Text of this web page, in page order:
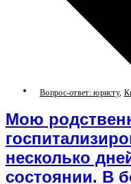
Вопрос-ответ: юристу,
Мою
несколько
состоянии. В